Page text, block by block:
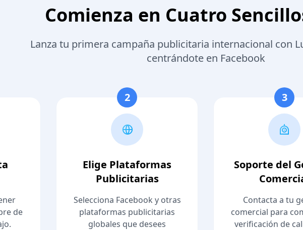
Comienza en Cuatro
Lanza tu primera campaña publicitaria internacional con
centrándote en Facebook
de
2
Elige Plataformas
Publicitarias
Selecciona Facebook y otras
plataformas publicitarias
globales que desees
3
Soporte del
Contacta a tu
comercial para
verificación de